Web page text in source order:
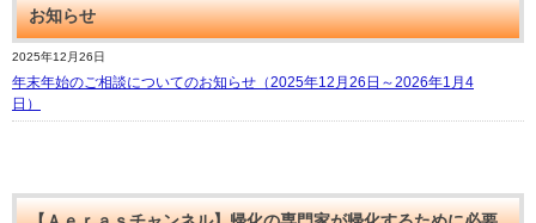
お知らせ
2025年12月26日
年末年始のご相談についてのお知らせ（2025年12月26日～2026年1月4
日）